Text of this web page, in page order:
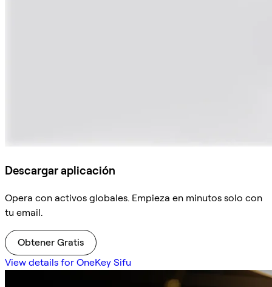
Descargar aplicación
Opera con activos globales. Empieza en minutos solo con
tu email.
Obtener Gratis
View details for OneKey Sifu